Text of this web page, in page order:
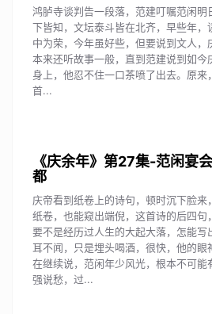
鸿胪寺谈判告一段落，范建叮嘱范闲明
下皆知，文坛泰斗皆在北齐，早些年，
中为荣，今年虽好些，但要说到文人，
本来还听故事一般，直到范建说到如今
身上，他忍不住一口茶喷了出去。原来
首...
《庆余年》第27集-范闲宴
都
庆帝看到纸卷上的诗句，顿时沉下脸来
纸卷，也能窥出端倪，这首诗的后四句
要不是经历过人生的大起大落，怎能写
耳不闻，只是埋头喝酒，很快，他的眼
在继续说，范闲年少风光，根本不可能
强说愁，过...